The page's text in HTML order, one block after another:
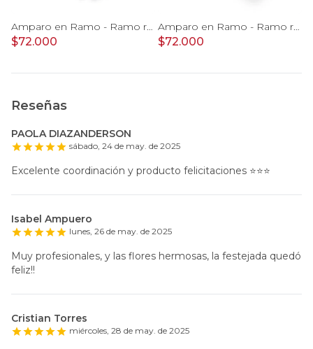
Amparo en Ramo - Ramo redondo 24 rosas ecuatorianas blanco
$72.000
Amparo en Ramo - Ramo redondo con 24 rosas ecuatorianas lila
$72.000
Reseñas
PAOLA DIAZANDERSON
sábado, 24 de may. de 2025
Excelente coordinación y producto felicitaciones ⭐️⭐️⭐️
Isabel Ampuero
lunes, 26 de may. de 2025
Muy profesionales, y las flores hermosas, la festejada quedó
feliz!!
Cristian Torres
miércoles, 28 de may. de 2025